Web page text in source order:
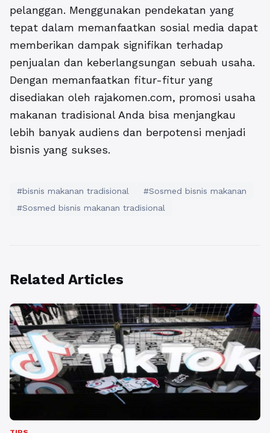
pelanggan. Menggunakan pendekatan yang
tepat dalam memanfaatkan sosial media dapat
memberikan dampak signifikan terhadap
penjualan dan keberlangsungan sebuah usaha.
Dengan memanfaatkan fitur-fitur yang
disediakan oleh rajakomen.com, promosi usaha
makanan tradisional Anda bisa menjangkau
lebih banyak audiens dan berpotensi menjadi
bisnis yang sukses.
#bisnis makanan tradisional
#Sosmed bisnis makanan
#Sosmed bisnis makanan tradisional
Related Articles